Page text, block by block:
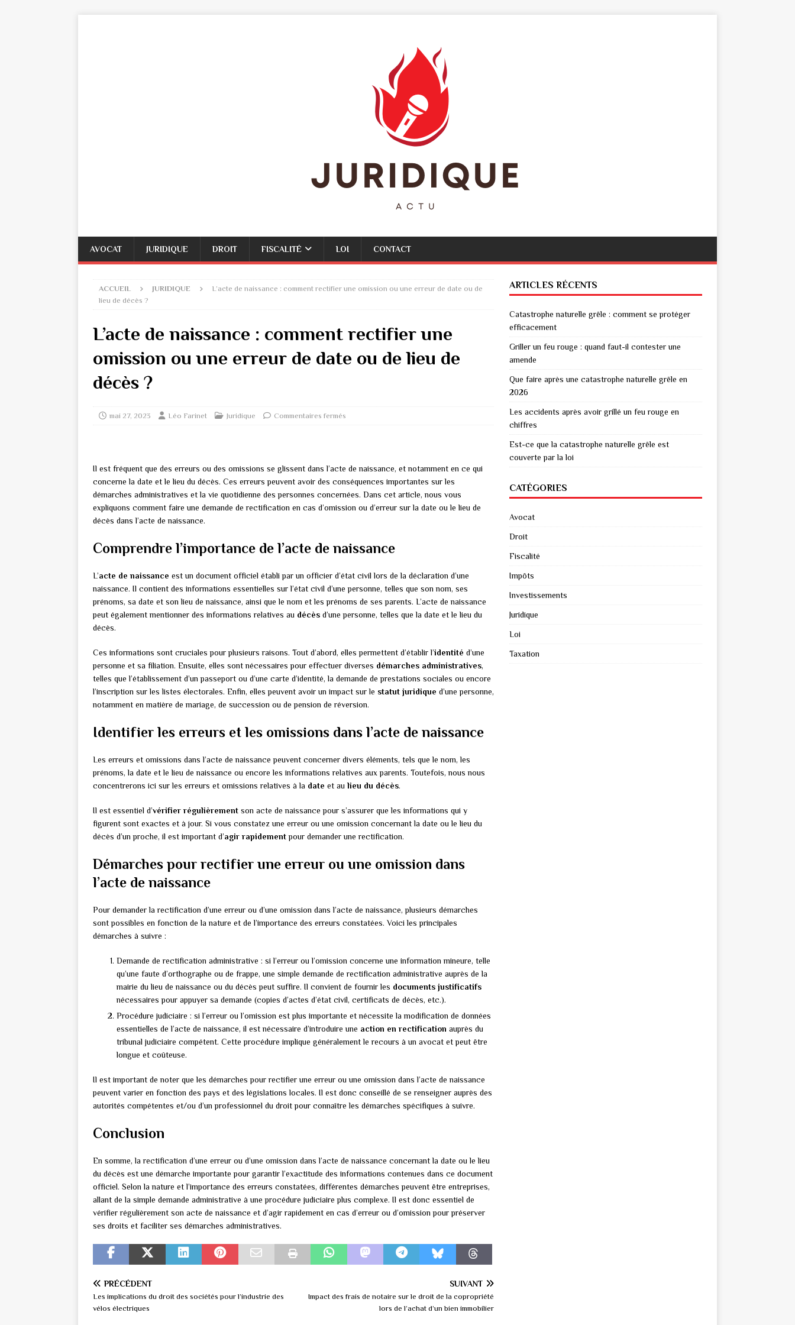
AVOCAT JURIDIQUE DROIT FISCALITÉ LOI CONTACT
ACCUEIL JURIDIQUE
L’acte de naissance : comment rectifier une omission ou une erreur de date ou de
lieu de décès ?
L’acte de naissance : comment rectifier une
omission ou une erreur de date ou de lieu de
décès ?
mai 27, 2023 Léo Farinet Juridique Commentaires fermés
Il est fréquent que des erreurs ou des omissions se glissent dans l’acte de naissance, et notamment en ce qui
concerne la date et le lieu du décès. Ces erreurs peuvent avoir des conséquences importantes sur les
démarches administratives et la vie quotidienne des personnes concernées. Dans cet article, nous vous
expliquons comment faire une demande de rectification en cas d’omission ou d’erreur sur la date ou le lieu de
décès dans l’acte de naissance.
Comprendre l’importance de l’acte de naissance
L’acte de naissance est un document officiel établi par un officier d’état civil lors de la déclaration d’une
naissance. Il contient des informations essentielles sur l’état civil d’une personne, telles que son nom, ses
prénoms, sa date et son lieu de naissance, ainsi que le nom et les prénoms de ses parents. L’acte de naissance
peut également mentionner des informations relatives au décès d’une personne, telles que la date et le lieu du
décès.
Ces informations sont cruciales pour plusieurs raisons. Tout d’abord, elles permettent d’établir l’identité d’une
personne et sa filiation. Ensuite, elles sont nécessaires pour effectuer diverses démarches administratives,
telles que l’établissement d’un passeport ou d’une carte d’identité, la demande de prestations sociales ou encore
l’inscription sur les listes électorales. Enfin, elles peuvent avoir un impact sur le statut juridique d’une personne,
notamment en matière de mariage, de succession ou de pension de réversion.
Identifier les erreurs et les omissions dans l’acte de naissance
Les erreurs et omissions dans l’acte de naissance peuvent concerner divers éléments, tels que le nom, les
prénoms, la date et le lieu de naissance ou encore les informations relatives aux parents. Toutefois, nous nous
concentrerons ici sur les erreurs et omissions relatives à la date et au lieu du décès.
Il est essentiel d’vérifier régulièrement son acte de naissance pour s’assurer que les informations qui y
figurent sont exactes et à jour. Si vous constatez une erreur ou une omission concernant la date ou le lieu du
décès d’un proche, il est important d’agir rapidementpour demander une rectification.
Démarches pour rectifier une erreur ou une omission dans
l’acte de naissance
Pour demander la rectification d’une erreur ou d’une omission dans l’acte de naissance, plusieurs démarches
sont possibles en fonction de la nature et de l’importance des erreurs constatées. Voici les principales
démarches à suivre :
Demande de rectification administrative : si l’erreur ou l’omission concerne une information mineure, telle
qu’une faute d’orthographe ou de frappe, une simple demande de rectification administrative auprès de la
mairie du lieu de naissance ou du décès peut suffire. Il convient de fournir les documents justificatifs
nécessaires pour appuyer sa demande (copies d’actes d’état civil, certificats de décès, etc.).
Procédure judiciaire : si l’erreur ou l’omission est plus importante et nécessite la modification de données
essentielles de l’acte de naissance, il est nécessaire d’introduire une action en rectification auprès du
tribunal judiciaire compétent. Cette procédure implique généralement le recours à un avocat et peut être
longue et coûteuse.
Il est important de noter que les démarches pour rectifier une erreur ou une omission dans l’acte de naissance
peuvent varier en fonction des pays et des législations locales. Il est donc conseillé de se renseigner auprès des
autorités compétentes et/ou d’un professionnel du droit pour connaître les démarches spécifiques à suivre.
Conclusion
En somme, la rectification d’une erreur ou d’une omission dans l’acte de naissance concernant la date ou le lieu
du décès est une démarche importante pour garantir l’exactitude des informations contenues dans ce document
officiel. Selon la nature et l’importance des erreurs constatées, différentes démarches peuvent être entreprises,
allant de la simple demande administrative à une procédure judiciaire plus complexe. Il est donc essentiel de
vérifier régulièrement son acte de naissance et d’agir rapidement en cas d’erreur ou d’omission pour préserver
ses droits et faciliter ses démarches administratives.
PRÉCÉDENT
Les implications du droit des sociétés pour l’industrie des
vélos électriques
SUIVANT
Impact des frais de notaire sur le droit de la copropriété
lors de l’achat d’un bien immobilier
ARTICLES RÉCENTS
Catastrophe naturelle grêle : comment se protéger
efficacement
Griller un feu rouge : quand faut-il contester une
amende
Que faire après une catastrophe naturelle grêle en
2026
Les accidents après avoir grillé un feu rouge en
chiffres
Est-ce que la catastrophe naturelle grêle est
couverte par la loi
CATÉGORIES
Avocat
Droit
Fiscalité
Impôts
Investissements
Juridique
Loi
Taxation